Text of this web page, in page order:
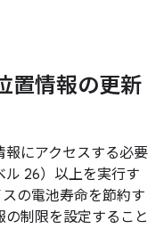
置情報の更新
報にアクセスする必要
26）以上を実行す
の電池寿命を節約す
の制限を設定すること